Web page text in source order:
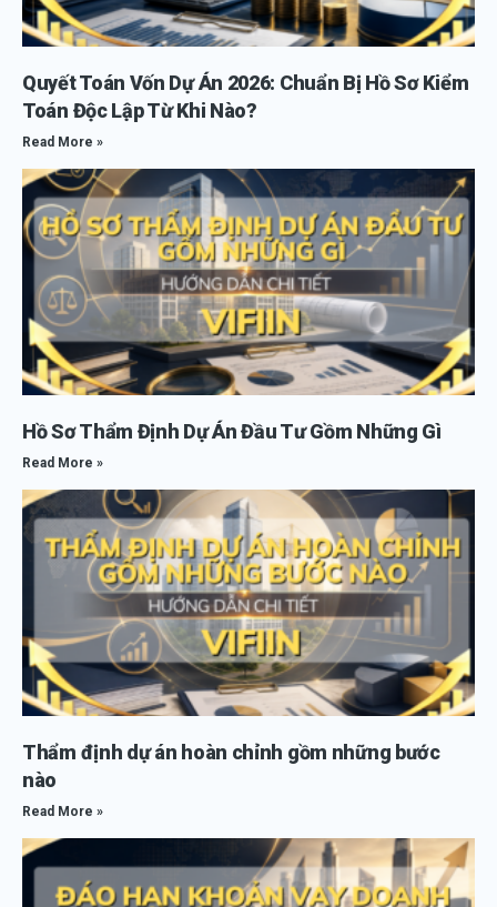
Quyết Toán Vốn Dự Án 2026: Chuẩn Bị Hồ Sơ Kiểm
Toán Độc Lập Từ Khi Nào?
Read More »
Hồ Sơ Thẩm Định Dự Án Đầu Tư Gồm Những Gì
Read More »
Thẩm định dự án hoàn chỉnh gồm những bước
nào
Read More »